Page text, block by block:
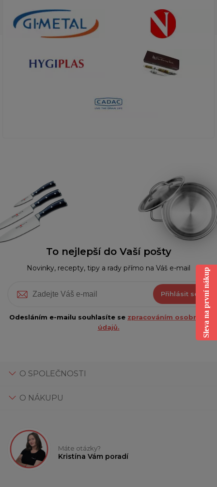
To nejlepší do Vaší pošty
Novinky, recepty, tipy a rady přímo na Váš e-mail
Přihlásit se
Odesláním e-mailu souhlasíte se zpracováním osobních
údajů.
O SPOLEČNOSTI
O NÁKUPU
Máte otázky?
Kristína Vám poradí
Sleva na první nákup